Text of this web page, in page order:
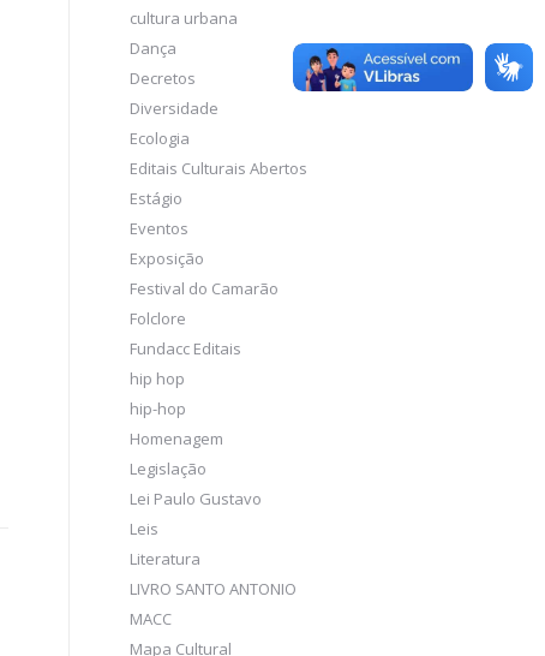
cultura urbana
Dança
Decretos
Diversidade
Ecologia
Editais Culturais Abertos
Estágio
Eventos
Exposição
Festival do Camarão
Folclore
Fundacc Editais
hip hop
hip-hop
Homenagem
Legislação
Lei Paulo Gustavo
Leis
Literatura
LIVRO SANTO ANTONIO
MACC
Mapa Cultural